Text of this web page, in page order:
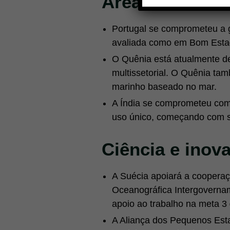
Portugal se comprometeu
avaliada como em Bom
O Quênia está atualmente
multissetorial. O Quênia
marinho baseado no mar.
A Índia se comprometeu
uso único, começando com
Ciência e
A Suécia apoiará a
Oceanográfica
apoio ao trabalho na meta 3
A Aliança dos Pequenos
Estou